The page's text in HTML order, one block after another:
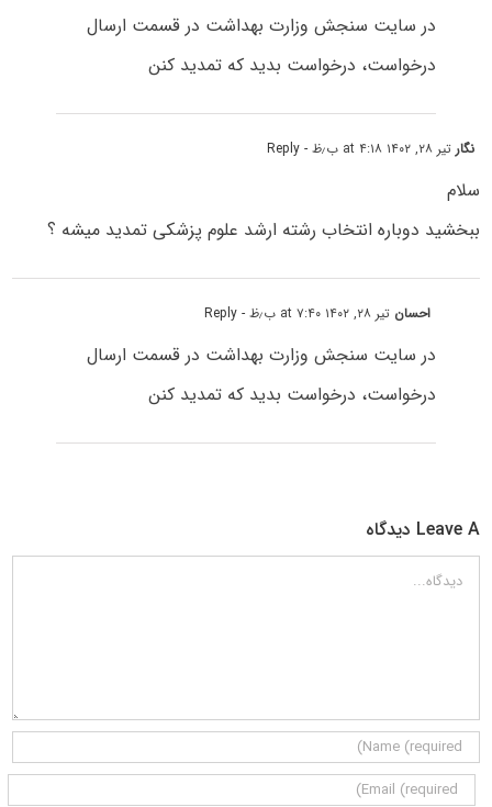
در سایت سنجش وزارت بهداشت در قسمت ارسال
درخواست، درخواست بدید که تمدید کنن
نگار تیر ۲۸, ۱۴۰۲ at ۴:۱۸ ب٫ظ - Reply
سلام
ببخشید دوباره انتخاب رشته ارشد علوم پزشکی تمدید میشه ؟
احسان تیر ۲۸, ۱۴۰۲ at ۷:۴۰ ب٫ظ - Reply
در سایت سنجش وزارت بهداشت در قسمت ارسال
درخواست، درخواست بدید که تمدید کنن
Leave A دیدگاه
دیدگاه